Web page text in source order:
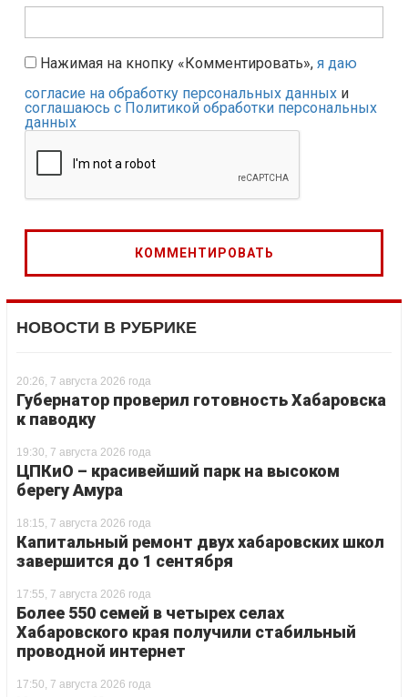
Нажимая на кнопку «Комментировать», я даю
согласие на обработку персональных данных и
соглашаюсь с Политикой обработки персональных
данных
НОВОСТИ В РУБРИКЕ
20:26, 7 августа 2026 года
Губернатор проверил готовность Хабаровска
к паводку
19:30, 7 августа 2026 года
ЦПКиО – красивейший парк на высоком
берегу Амура
18:15, 7 августа 2026 года
Капитальный ремонт двух хабаровских школ
завершится до 1 сентября
17:55, 7 августа 2026 года
Более 550 семей в четырех селах
Хабаровского края получили стабильный
проводной интернет
17:50, 7 августа 2026 года